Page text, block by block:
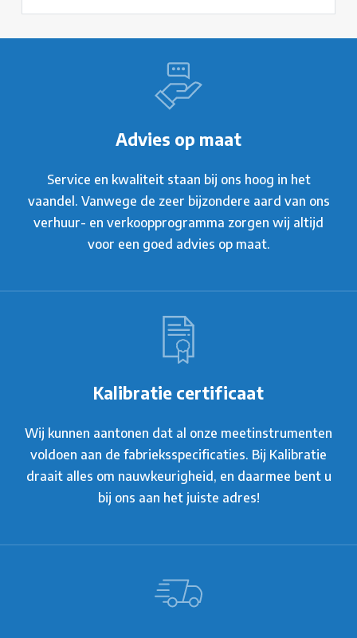
Advies op maat
Service en kwaliteit staan bij ons hoog in het
vaandel. Vanwege de zeer bijzondere aard van ons
verhuur- en verkoopprogramma zorgen wij altijd
voor een goed advies op maat.
Kalibratie certificaat
Wij kunnen aantonen dat al onze meetinstrumenten
voldoen aan de fabrieksspecificaties. Bij Kalibratie
draait alles om nauwkeurigheid, en daarmee bent u
bij ons aan het juiste adres!